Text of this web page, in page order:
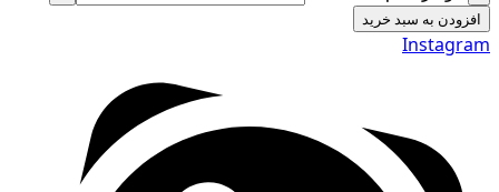
افزودن به سبد خرید
Instagram